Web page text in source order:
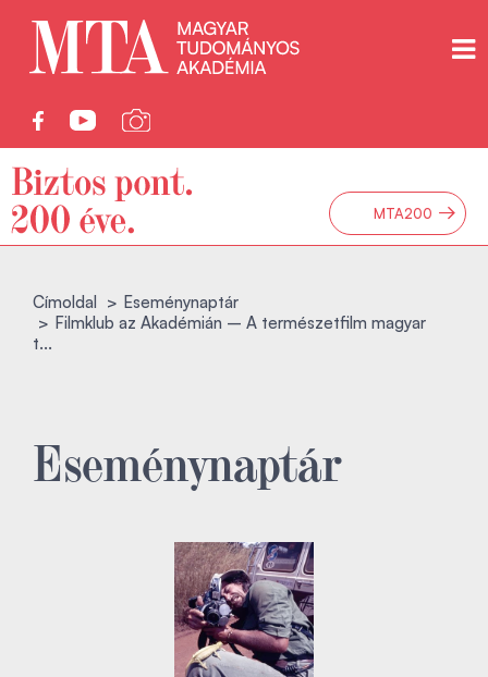
MTA200 →
Címoldal
Eseménynaptár
Filmklub az Akadémián – A természetfilm magyar
t...
Eseménynaptár